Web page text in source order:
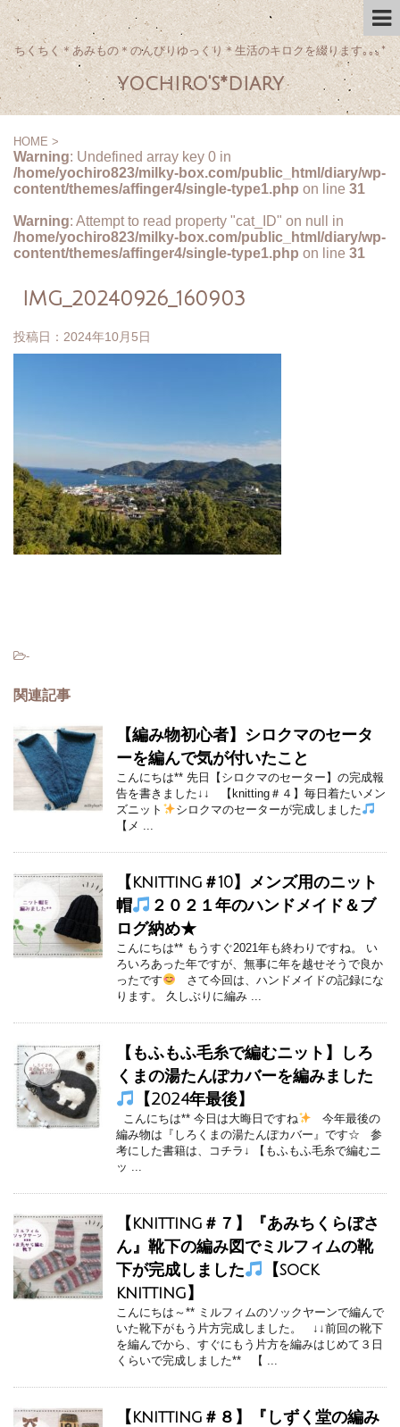
ちくちく＊あみもの＊のんびりゆっくり＊生活のキロクを綴ります｡｡｡*
yochiro's*diary
HOME >
Warning: Undefined array key 0 in
/home/yochiro823/milky-box.com/public_html/diary/wp-
content/themes/affinger4/single-type1.php on line 31
Warning: Attempt to read property "cat_ID" on null in
/home/yochiro823/milky-box.com/public_html/diary/wp-
content/themes/affinger4/single-type1.php on line 31
IMG_20240926_160903
投稿日： 2024年10月5日
-
関連記事
【編み物初心者】シロクマのセータ
ーを編んで気が付いたこと
こんにちは** 先日【シロクマのセーター】の完成報
告を書きました↓↓ 【knitting＃４】毎日着たいメン
ズニット
シロクマのセーターが完成しました
【メ ...
【knitting＃10】メンズ用のニット
帽
２０２１年のハンドメイド＆ブ
ログ納め★
こんにちは** もうすぐ2021年も終わりですね。 い
ろいろあった年ですが、無事に年を越せそうで良か
ったです
さて今回は、ハンドメイドの記録にな
ります。 久しぶりに編み ...
【もふもふ毛糸で編むニット】しろ
くまの湯たんぽカバーを編みました
【2024年最後】
こんにちは** 今日は大晦日ですね
今年最後の
編み物は『しろくまの湯たんぽカバー』です☆ 参
考にした書籍は、コチラ↓ 【もふもふ毛糸で編むニ
ッ ...
【knitting＃７】『あみちくらぼさ
ん』靴下の編み図でミルフィムの靴
下が完成しました
【sock
knitting】
こんにちは～** ミルフィムのソックヤーンで編んで
いた靴下がもう片方完成しました。 ↓↓前回の靴下
を編んでから、すぐにもう片方を編みはじめて３日
くらいで完成しました** 【 ...
【knitting＃８】『しずく堂の編み